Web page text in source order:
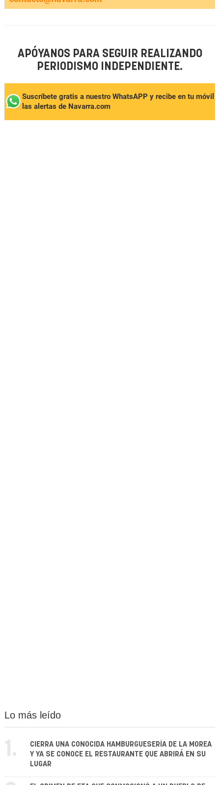
APÓYANOS PARA SEGUIR REALIZANDO
PERIODISMO INDEPENDIENTE.
Suscríbete gratis a nuestro WhatsAPP y recibe en tu móvil
las alertas de Navarra.com
Lo más leído
1.
CIERRA UNA CONOCIDA HAMBURGUESERÍA DE LA MOREA
Y YA SE CONOCE EL RESTAURANTE QUE ABRIRÁ EN SU
LUGAR